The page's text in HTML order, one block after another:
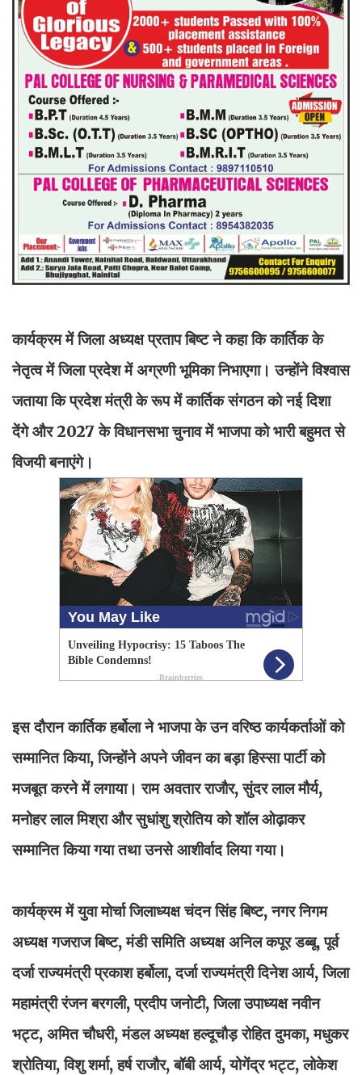
कार्यक्रम में जिला अध्यक्ष प्रताप बिष्ट ने कहा कि कार्तिक के
नेतृत्व में जिला प्रदेश में अग्रणी भूमिका निभाएगा। उन्होंने विश्वास
जताया कि प्रदेश मंत्री के रूप में कार्तिक संगठन को नई दिशा
देंगे और 2027 के विधानसभा चुनाव में भाजपा को भारी बहुमत से
विजयी बनाएंगे।
इस दौरान कार्तिक हर्बोला ने भाजपा के उन वरिष्ठ कार्यकर्ताओं को
सम्मानित किया, जिन्होंने अपने जीवन का बड़ा हिस्सा पार्टी को
मजबूत करने में लगाया। राम अवतार राजौर, सुंदर लाल मौर्य,
मनोहर लाल मिश्रा और सुधांशु श्रोतिय को शॉल ओढ़ाकर
सम्मानित किया गया तथा उनसे आशीर्वाद लिया गया।
कार्यक्रम में युवा मोर्चा जिलाध्यक्ष चंदन सिंह बिष्ट, नगर निगम
अध्यक्ष गजराज बिष्ट, मंडी समिति अध्यक्ष अनिल कपूर डब्बू, पूर्व
दर्जा राज्यमंत्री प्रकाश हर्बोला, दर्जा राज्यमंत्री दिनेश आर्य, जिला
महामंत्री रंजन बरगली, प्रदीप जनोटी, जिला उपाध्यक्ष नवीन
भट्ट, अमित चौधरी, मंडल अध्यक्ष हल्दूचौड़ रोहित दुमका, मधुकर
श्रोतिया, विशु शर्मा, हर्ष राजौर, बॉबी आर्य, योगेंद्र भट्ट, लोकेश